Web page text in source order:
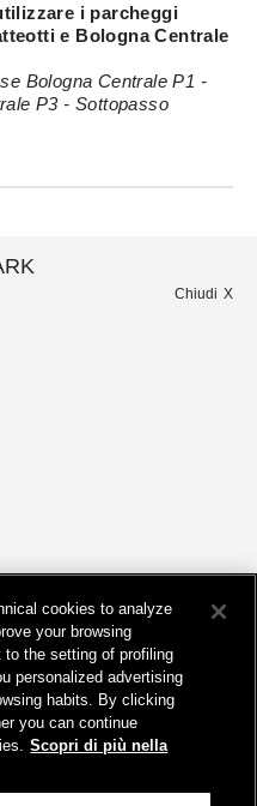
i parcheggi
e Bologna Centrale
Bologna Centrale P1 -
P3 - Sottopasso
Chiudi
cookies to analyze
your browsing
to the setting of profiling
personalized advertising
habits. By clicking
you can continue
Scopri di più nella